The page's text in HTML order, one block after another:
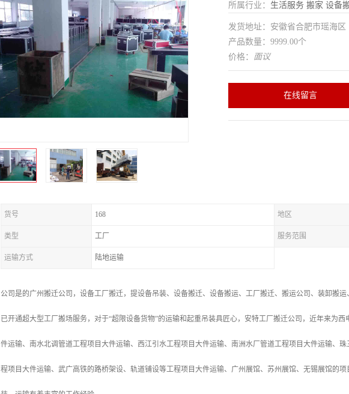
所属行业： 生活服务 搬家 设备
发货地址：安徽省合肥市瑶海区
产品数量：9999.00个
价格： 面议
在线留言
货号 168 地区
类型 工厂 服务范围
运输方式 陆地运输
公司是的广州搬迁公司，设备工厂搬迁，提设备吊装、设备搬迁、设备搬运、工厂搬迁、搬运公司、装卸搬
已开通超大型工厂搬场服务，对于“超限设备货物”的运输和起重吊装具匠心，安特工厂搬迁公司，近年来为
件运输、南水北调管道工程项目大件运输、西江引水工程项目大件运输、南洲水厂管道工程项目大件运输、
程项目大件运输、武广高铁的路桥架设、轨道铺设等工程项目大件运输、广州展馆、苏州展馆、无锡展馆的